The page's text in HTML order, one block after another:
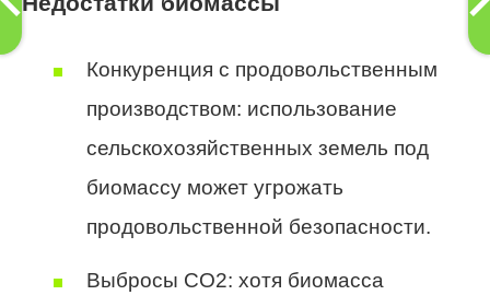
Конкуренция с продовольственным
производством: использование
сельскохозяйственных земель под
биомассу может угрожать
продовольственной безопасности.
Выбросы CO2: хотя биомасса